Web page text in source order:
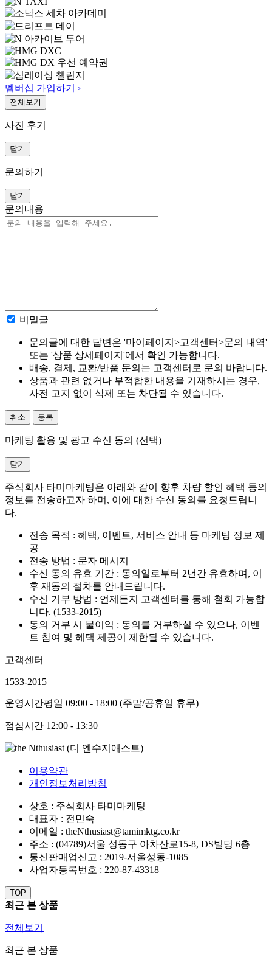
멤버십 가입하기 ›
전체보기
사진 후기
닫기
문의하기
닫기
문의내용
비밀글
문의글에 대한 답변은 '마이페이지>고객센터>문의 내역'
또는 '상품 상세페이지'에서 확인 가능합니다.
배송, 결제, 교환/반품 문의는 고객센터로 문의 바랍니다.
상품과 관련 없거나 부적합한 내용을 기재하시는 경우,
사전 고지 없이 삭제 또는 차단될 수 있습니다.
취소 등록
마케팅 활용 및 광고 수신 동의 (선택)
닫기
주식회사 타미마케팅은 아래와 같이 향후 차량 할인 혜택 등의
정보를 전송하고자 하며, 이에 대한 수신 동의를 요청드립니
다.
전송 목적 : 혜택, 이벤트, 서비스 안내 등 마케팅 정보 제
공
전송 방법 : 문자 메시지
수신 동의 유효 기간 : 동의일로부터 2년간 유효하며, 이
후 재동의 절차를 안내드립니다.
수신 거부 방법 : 언제든지 고객센터를 통해 철회 가능합
니다. (1533-2015)
동의 거부 시 불이익 : 동의를 거부하실 수 있으나, 이벤
트 참여 및 혜택 제공이 제한될 수 있습니다.
고객센터
1533-2015
운영시간평일 09:00 - 18:00 (주말/공휴일 휴무)
점심시간 12:00 - 13:30
이용약관
개인정보처리방침
상호 : 주식회사 타미마케팅
대표자 : 전민숙
이메일 : theNthusiast@tamimktg.co.kr
주소 : (04789)서울 성동구 아차산로15-8, DS빌딩 6층
통신판매업신고 : 2019-서울성동-1085
사업자등록번호 : 220-87-43318
TOP
최근 본 상품
전체보기
최근 본 상품